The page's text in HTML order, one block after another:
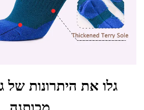
גלו את היתרונות של